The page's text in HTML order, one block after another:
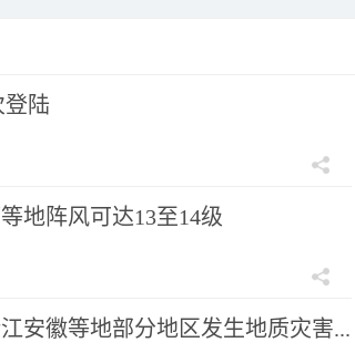
登陆
地阵风可达13至14级
安徽等地部分地区发生地质灾害...